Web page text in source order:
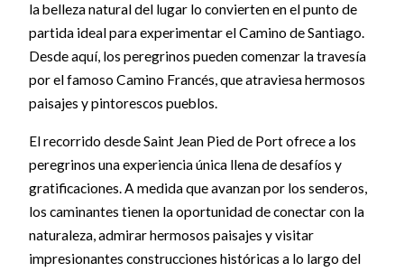
la belleza natural del lugar lo convierten en el punto de
partida ideal para experimentar el Camino de Santiago.
Desde aquí, los peregrinos pueden comenzar la travesía
por el famoso Camino Francés, que atraviesa hermosos
paisajes y pintorescos pueblos.
El recorrido desde Saint Jean Pied de Port ofrece a los
peregrinos una experiencia única llena de desafíos y
gratificaciones. A medida que avanzan por los senderos,
los caminantes tienen la oportunidad de conectar con la
naturaleza, admirar hermosos paisajes y visitar
impresionantes construcciones históricas a lo largo del